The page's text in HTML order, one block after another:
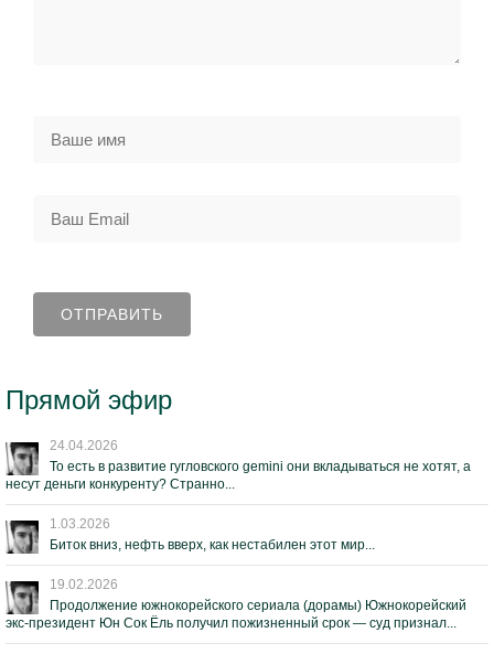
Прямой эфир
24.04.2026
То есть в развитие гугловского gemini они вкладываться не хотят, а
несут деньги конкуренту? Странно...
1.03.2026
Биток вниз, нефть вверх, как нестабилен этот мир...
19.02.2026
Продолжение южнокорейского сериала (дорамы) Южнокорейский
экс-президент Юн Сок Ёль получил пожизненный срок — суд признал...